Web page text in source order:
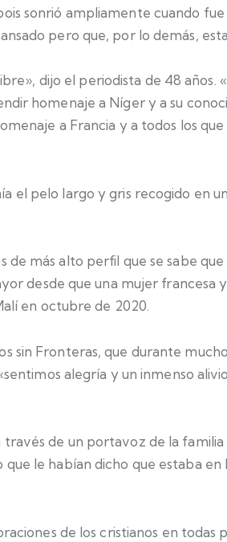
sonrió ampliamente cuando
pero que, por lo demás,
dijo el periodista de 48 años.
homenaje a Níger y a su
a Francia y a todos los
el pelo largo y gris recogido en
de más alto perfil que se sabe
desde que una mujer francesa
en octubre de 2020.
sin Fronteras, que durante
alegría y un inmenso
de un portavoz de la familia
le habían dicho que estaba en
de los cristianos en todas